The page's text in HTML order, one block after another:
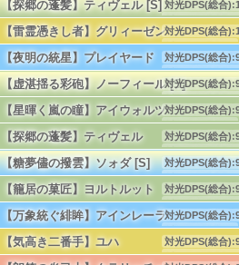
単体
【探郷の蓬髪】ティヴェル [S] 対光DPS(総合):
リーチ:140
単体
【雷霊憑きし者】グリィーゼン対光DPS(総合):
リーチ:70
単体
【夜明の統星】プレイヤード 対光DPS(総合):
リーチ:150
単体
【虚湛揺る彩砲】ノーフィール [S]対光DPS(総合):
リーチ:160
単体
【星暉く嵐の瞳】アイウォルツ対光DPS(総合):
リーチ:20
単体
【探郷の蓬髪】ティヴェル 対光DPS(総合):
リーチ:140
単体
【糖夢儘の撥雲】ソォダ [S] 対光DPS(総合):
リーチ:160
単体
【籠居の菓匠】ヨルトルット 対光DPS(総合):
リーチ:160
単体
【万象統ぐ緋眸】アインレーラ対光DPS(総合):
リーチ:15
単体
【気高き二番手】ユハ 対光DPS(総合):
リーチ:160